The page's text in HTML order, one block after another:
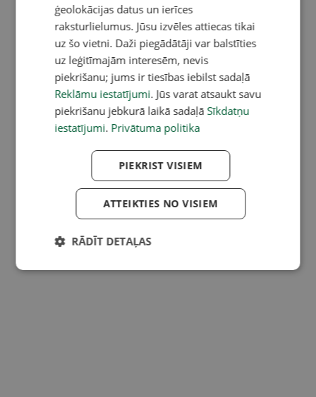
ģeolokācijas datus un ierīces
raksturlielumus. Jūsu izvēles attiecas tikai
uz šo vietni. Daži piegādātāji var balstīties
uz leģitīmajām interesēm, nevis
piekrišanu; jums ir tiesības iebilst sadaļā
Reklāmu iestatījumi. Jūs varat atsaukt savu
piekrišanu jebkurā laikā sadaļā Sīkdatņu
iestatījumi. Privātuma politika
PIEKRIST VISIEM
ATTEIKTIES NO VISIEM
RĀDĪT DETAĻAS